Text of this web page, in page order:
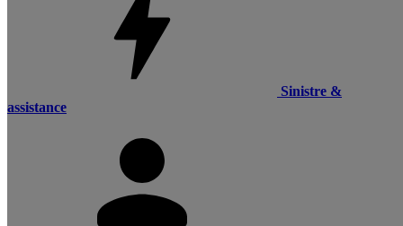
Sinistre &
assistance